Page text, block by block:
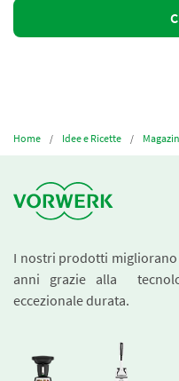
Home Idee e Ricette
I nostri prodotti
anni grazie alla
eccezionale durata.